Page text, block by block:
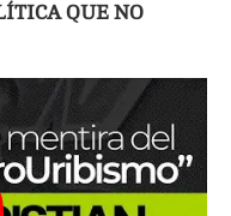
QUE NO